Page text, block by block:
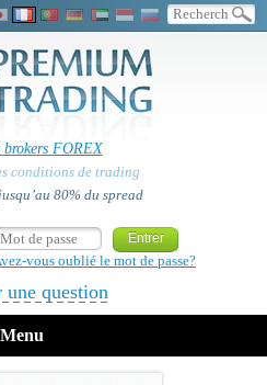
FOREX
conditions de trading
80% du spread
vous oublié le mot de passe?
une question
Menu